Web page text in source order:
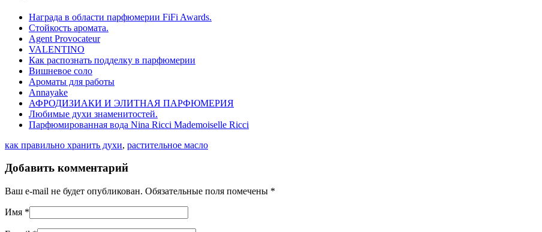
Награда в области парфюмерии FiFi Awards.
Стойкость аромата.
Agent Provocateur
VALENTINO
Как распознать подделку в парфюмерии
Вишневое соло
Ароматы для работы
Annayake
АФРОДИЗИАКИ И ЭЛИТНАЯ ПАРФЮМЕРИЯ
Любимые духи знаменитостей.
Парфюмированная вода Nina Ricci Mademoiselle Ricci
как правильно хранить духи, растительное масло
Добавить комментарий
Ваш e-mail не будет опубликован. Обязательные поля помечены *
Имя *